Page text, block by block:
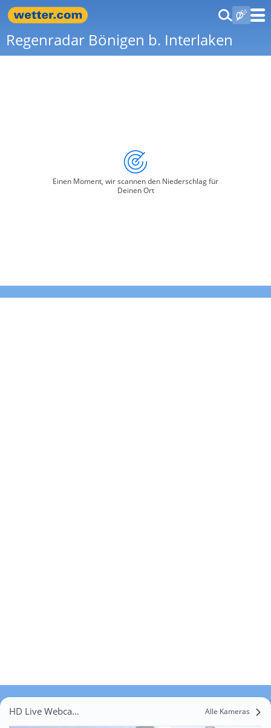
Regenradar Bönigen b. Interlaken
Einen Moment, wir scannen den Niederschlag für
Deinen Ort
HD Live Webcams Bönigen b. Interlaken Alle Kameras